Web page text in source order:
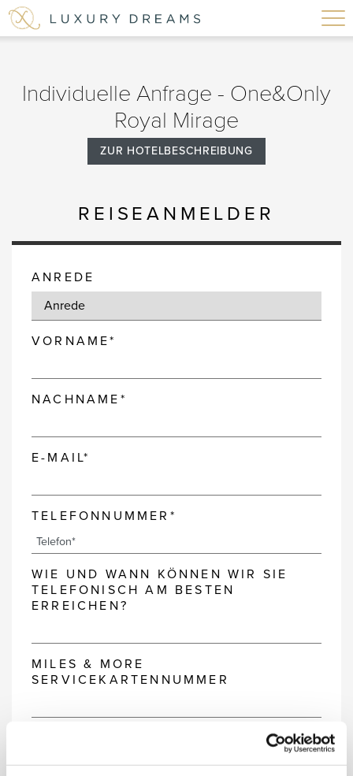
Individuelle Anfrage - One&Only
Royal Mirage
ZUR HOTELBESCHREIBUNG
REISEANMELDER
ANREDE
VORNAME*
NACHNAME*
E-MAIL*
TELEFONNUMMER*
WIE UND WANN KÖNNEN WIR SIE
TELEFONISCH AM BESTEN
ERREICHEN?
MILES & MORE
SERVICEKARTENNUMMER